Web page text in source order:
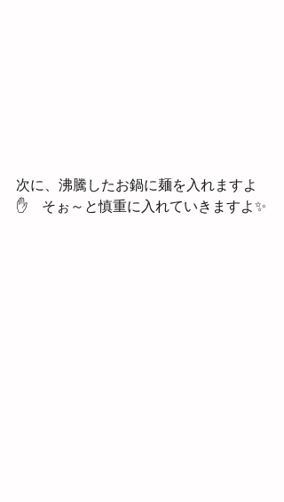
次に、沸騰したお鍋に麺を入れますよ
✋　そぉ～と慎重に入れていきますよ✨